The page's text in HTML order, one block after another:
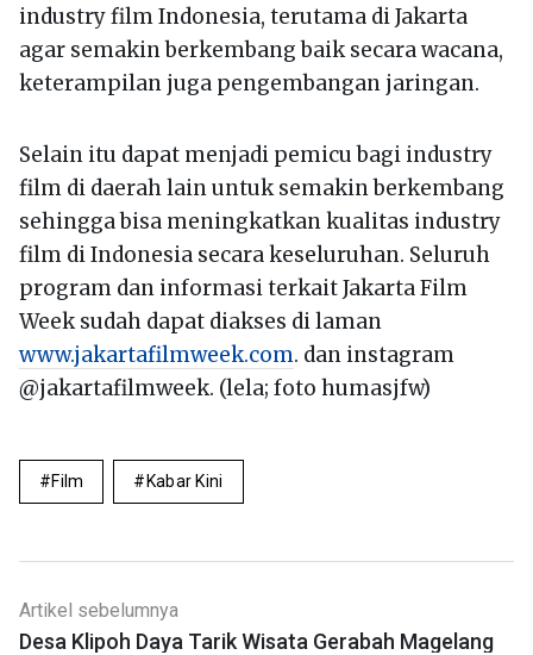
industry film Indonesia, terutama di Jakarta
agar semakin berkembang baik secara wacana,
keterampilan juga pengembangan jaringan.
Selain itu dapat menjadi pemicu bagi industry
film di daerah lain untuk semakin berkembang
sehingga bisa meningkatkan kualitas industry
film di Indonesia secara keseluruhan. Seluruh
program dan informasi terkait Jakarta Film
Week sudah dapat diakses di laman
www.jakartafilmweek.com. dan instagram
@jakartafilmweek. (lela; foto humasjfw)
Film Kabar Kini
Artikel sebelumnya
Desa Klipoh Daya Tarik Wisata Gerabah Magelang